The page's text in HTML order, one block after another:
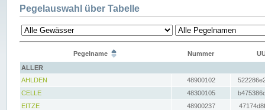
Pegelauswahl über Tabelle
Pegelname Nummer
ALLER
AHLDEN
48900102
CELLE
48300105
EITZE
48900237